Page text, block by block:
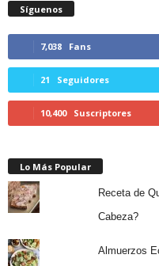
Síguenos
7,038 Fans
21 Seguidores
10,400 Suscriptores
Lo Más Popular
Receta de
Cabeza?
Almuerzos